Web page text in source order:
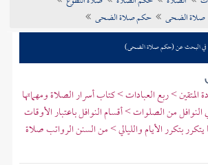
صلاة الضحى حكم صلاة الضحى
في البحث عن (حكم صلاة الضحى)
المتقين > ربع العبادات > كتاب أسرار الصلاة ومهماتها
النوافل من الصلوات > أقسام النوافل باعتبار الأوقات
بتكرر الأيام والليالي > من السنن الرواتب صلاة